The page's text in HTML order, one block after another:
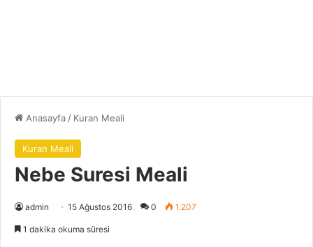
Anasayfa/ Kuran Meali
Kuran Meali
Nebe Suresi Meali
admin 15 Ağustos 2016 0 1.207
1 dakika okuma süresi